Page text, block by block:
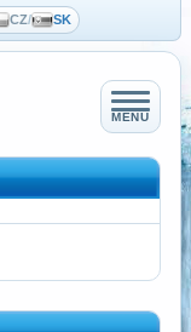
CZ/ SK
MENU